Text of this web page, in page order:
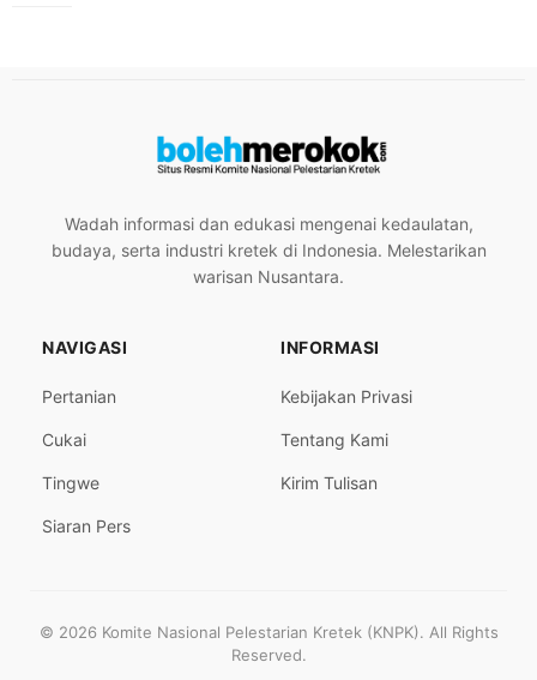
Wadah informasi dan edukasi mengenai kedaulatan,
budaya, serta industri kretek di Indonesia. Melestarikan
warisan Nusantara.
NAVIGASI
Pertanian
Cukai
Tingwe
Siaran Pers
INFORMASI
Kebijakan Privasi
Tentang Kami
Kirim Tulisan
© 2026 Komite Nasional Pelestarian Kretek (KNPK). All Rights
Reserved.